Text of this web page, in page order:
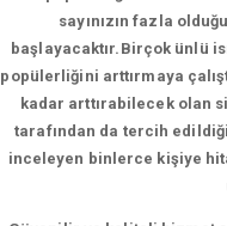
sayınızın fazla
başlayacaktır.Birçok ünlü
popülerliğini arttırmaya
kadar arttırabilecek olan
tarafından da tercih
inceleyen binlerce kişiye